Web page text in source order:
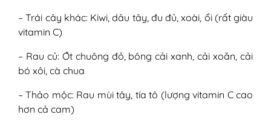
– Trái cây khác: Kiwi, dâu tây, đu đủ, xoài, ổi (rất giàu
vitamin C)
– Rau củ: Ớt chuông đỏ, bông cải xanh, cải xoăn, cải
bó xôi, cà chua
– Thảo mộc: Rau mùi tây, tía tô (lượng vitamin C cao
hơn cả cam)